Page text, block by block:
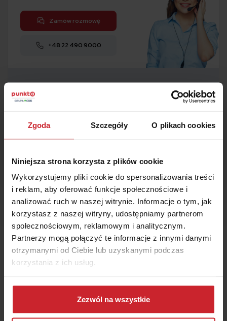
Zgoda Szczegóły O plikach cookies
Niniejsza strona korzysta z plików cookie
Wykorzystujemy pliki cookie do spersonalizowania treści
i reklam, aby oferować funkcje społecznościowe i
analizować ruch w naszej witrynie. Informacje o tym, jak
korzystasz z naszej witryny, udostępniamy partnerom
społecznościowym, reklamowym i analitycznym.
Partnerzy mogą połączyć te informacje z innymi danymi
otrzymanymi od Ciebie lub uzyskanymi podczas
korzystania z ich usług.
Dowiedz się więcej na temat tego, kim jesteśmy, jak
można się z nami skontaktować i w jaki sposób
przetwarzamy dane osobowe w ramachPolityki
Zezwól na wszystkie
Zamów rozmowę
+48 22 490 9000
KalkulatorOC i AC
2 Kup ubezpieczenie
Oszczędź na OC/AC – wyceń i kup w 2 minuty